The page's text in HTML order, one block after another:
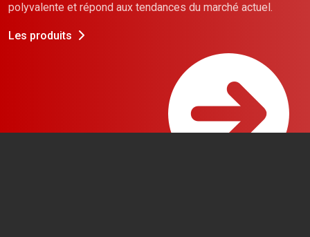
polyvalente et répond aux tendances du marché actuel.
Les produits